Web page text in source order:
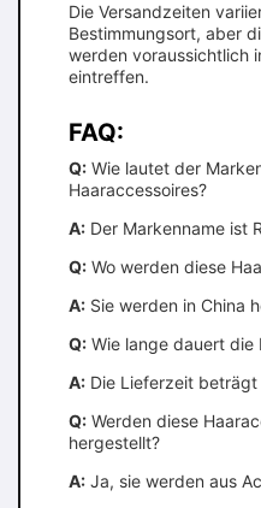
Die Versandzeiten
Bestimmungsort, aber
werden voraussichtlich
eintreffen.
FAQ:
Q: Wie lautet der
Haaraccessoires?
A: Der Markenname ist
Q: Wo werden diese
A: Sie werden in China
Q: Wie lange dauert die
A: Die Lieferzeit
Q: Werden diese
hergestellt?
A: Ja, sie werden aus